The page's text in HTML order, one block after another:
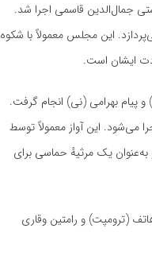
جمال‌الدین قاسمی اجرا شد.
این مجلس معمولاً با شکوه
ایشان است.
و پیام بهرامی (نی) انجام گرفت.
می‌شود. این آواز معمولاً توسط
به‌عنوان یک مرثیهٔ حماسی برای
(ترومپت) و رامتین وقاری